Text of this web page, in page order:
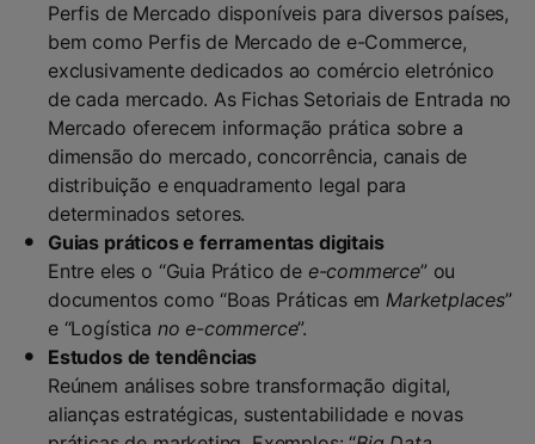
Perfis de Mercado disponíveis para diversos países,
bem como Perfis de Mercado de e-Commerce,
exclusivamente dedicados ao comércio eletrónico
de cada mercado. As Fichas Setoriais de Entrada no
Mercado oferecem informação prática sobre a
dimensão do mercado, concorrência, canais de
distribuição e enquadramento legal para
determinados setores.
Guias práticos e ferramentas digitais
Entre eles o “Guia Prático dee-commerce” ou
documentos como “Boas Práticas emMarketplaces”
e “Logística no e-commerce”.
Estudos de tendências
Reúnem análises sobre transformação digital,
alianças estratégicas, sustentabilidade e novas